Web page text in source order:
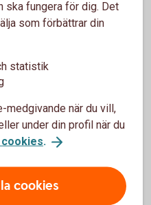
i huvudmenyn
är kopplat till
Det står intill kortet
klicka på “Aktivera”
eller ska aktivera
ska fungera för dig. Det
som förbättrar din
statistik
medgivande när du vill,
under din profil när du
.
cookies